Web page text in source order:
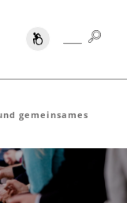
SUCHE
gemeinsames